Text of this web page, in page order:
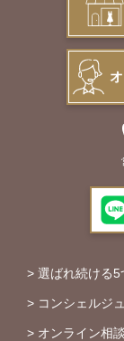
選ばれ続ける5
コンシェルジ
オンライン相談